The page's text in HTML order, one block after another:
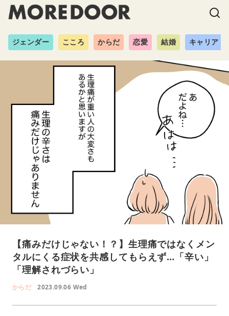
ジェンダー こころ からだ 恋愛 結婚 キャリア
【痛みだけじゃない！？】生理痛ではなくメン
タルにくる症状を共感してもらえず…「辛い」
「理解されづらい」
からだ 2023.09.06 Wed